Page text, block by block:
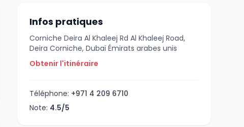
Infos pratiques
Corniche Deira Al Khaleej Rd Al Khaleej Road,
Deira Corniche, Dubaï Émirats arabes unis
Obtenir l'itinéraire
Téléphone: +971 4 209 6710
Note: 4.5/5